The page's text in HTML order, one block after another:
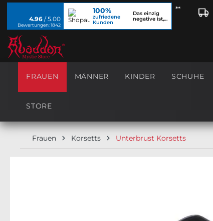
Zur Hauptnavigation springen **
4.96 / 5.00
Bewertungen: 1842
100%
zufriedene
Kunden
Das einzig
negative ist,
FRAUEN MÄNNER KINDER SCHUHE
STORE
Frauen Korsetts Unterbrust Korsetts